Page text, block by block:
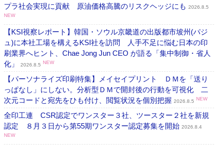
プラ社会実現に貢献 原油価格高騰のリスクヘッジにも 2026.8.5
NEW
【KSI視察レポート】韓国・ソウル京畿道の出版都市坡州(パジ
ュ)に本社工場を構えるKSI社を訪問 人手不足に悩む日本の印
刷業界へヒント、Chae Jong Jun CEO が語る「集中制御・省人
化」
2026.8.5 NEW
【パーソナライズ印刷特集】メイセイプリント ＤＭを「送り
っぱなし」にしない。分析型ＤＭで開封後の行動を可視化 二
次元コードと宛先をひも付け、閲覧状況を個別把握 2026.8.5 NEW
全印工連 CSR認定でワンスター３社、ツースター２社を新規
認定 ８月３日から第55期ワンスター認定募集を開始 2026.8.4
NEW